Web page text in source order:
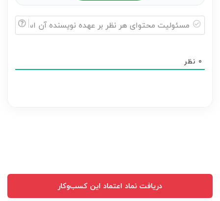
هر
0 نظر
دریافت نماد اعتماد این کسب‌وکار